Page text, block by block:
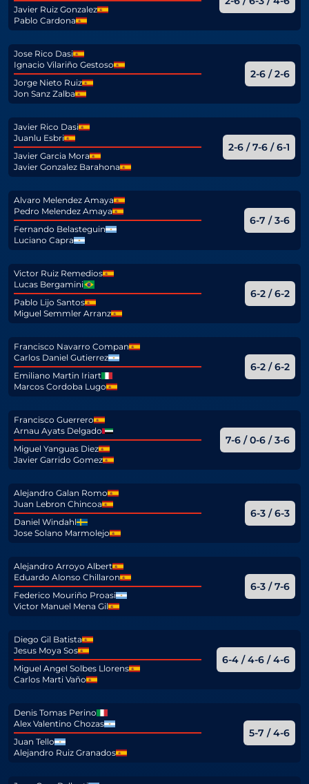
Javier Ruiz Gonzalez
Pablo Cardona
Jose Rico Dasi
Ignacio Vilariño Gestoso
Jorge Nieto Ruiz
Jon Sanz Zalba
2-6 / 2-6
Javier Rico Dasi
Juanlu Esbri
Javier Garcia Mora
Javier Gonzalez Barahona
2-6 / 7-6 / 6-1
Alvaro Melendez Amaya
Pedro Melendez Amaya
Fernando Belasteguin
Luciano Capra
6-7 / 3-6
Victor Ruiz Remedios
Lucas Bergamini
Pablo Lijo Santos
Miguel Semmler Arranz
6-2 / 6-2
Francisco Navarro Compan
Carlos Daniel Gutierrez
Emiliano Martin Iriart
Marcos Cordoba Lugo
6-2 / 6-2
Francisco Guerrero
Arnau Ayats Delgado
Miguel Yanguas Diez
Javier Garrido Gomez
7-6 / 0-6 / 3-6
Alejandro Galan Romo
Juan Lebron Chincoa
Daniel Windahl
Jose Solano Marmolejo
6-3 / 6-3
Alejandro Arroyo Albert
Eduardo Alonso Chillaron
Federico Mouriño Proasi
Victor Manuel Mena Gil
6-3 / 7-6
Diego Gil Batista
Jesus Moya Sos
Miguel Angel Solbes Llorens
Carlos Marti Vaño
6-4 / 4-6 / 4-6
Denis Tomas Perino
Alex Valentino Chozas
Juan Tello
Alejandro Ruiz Granados
5-7 / 4-6